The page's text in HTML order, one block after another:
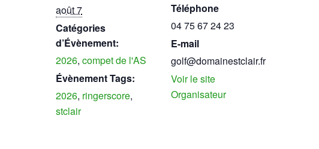
août 7
Catégories
d’Évènement:
2026, compet de l'AS
Évènement Tags:
2026, ringerscore,
stclair
Téléphone
04 75 67 24 23
E-mail
golf@domainestclair.fr
Voir le site
Organisateur